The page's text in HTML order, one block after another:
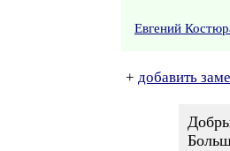
Евгений
+ добавить